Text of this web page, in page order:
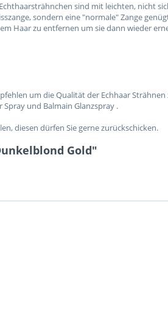
sind mit leichten, nicht
sondern eine "normale" Zange
Haar zu entfernen um sie dann wieder
um die Qualität der Echhaar Strähnen
und Balmain Glanzspray .
diesen dürfen Sie gerne zurückschicken.
Gold"